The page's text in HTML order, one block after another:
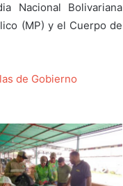
Nacional Bolivariana
(MP) y el Cuerpo de
de Gobierno